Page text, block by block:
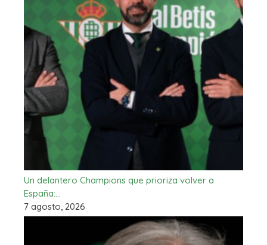
Un delantero Champions que prioriza volver a
España:…
7 agosto, 2026